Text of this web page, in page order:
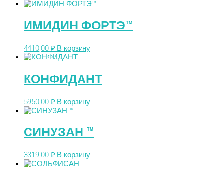
ИМИДИН ФОРТЭ™
4410,00 ₽ В корзину
КОНФИДАНТ
5950,00 ₽ В корзину
СИНУЗАН ™
3319,00 ₽ В корзину